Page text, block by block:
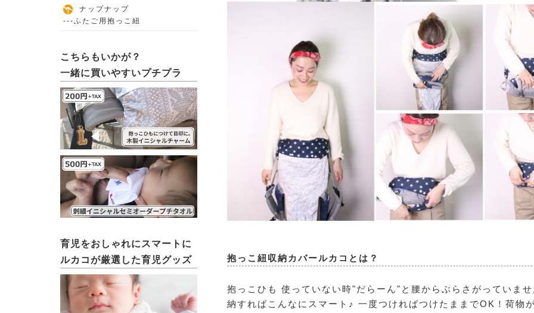
抱っこ紐収納カバールカコとは？
抱っこひも 使っていない時"だらーん"と腰からぶらさがっていま
納すればこんなにスマート♪ 一度つければつけたままでOK！荷物
ナップナップ
---ふたご用抱っこ紐
こちらもいかが？
一緒に買いやすいプチプラ
育児をおしゃれにスマートに
ルカコが厳選した育児グッズ